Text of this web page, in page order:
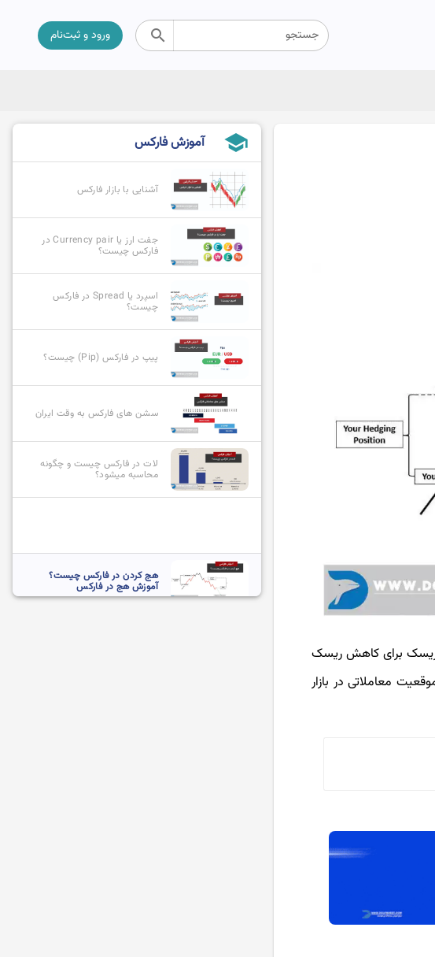
جستجو search ورود و ثبت‌نام
برای کاهش ریسک
معاملاتی در بازار
school آموزش فارکس
آشنایی با بازار فارکس
جفت ارز یا Currency pair در
فارکس چیست؟
اسپرد یا Spread در فارکس
چیست؟
پیپ در فارکس (Pip) چیست؟
سشن های فارکس به وقت ایران
لات در فارکس چیست و چگونه
محاسبه میشود؟
هج کردن در فارکس چیست؟
آموزش هج در فارکس